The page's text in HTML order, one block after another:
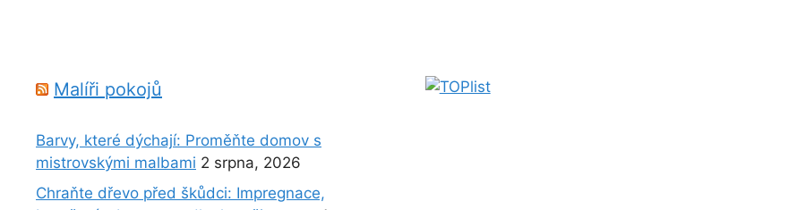
Malíři pokojů
Barvy, které dýchají: Proměňte domov s
mistrovskými malbami 2 srpna, 2026
Chraňte dřevo před škůdci: Impregnace,